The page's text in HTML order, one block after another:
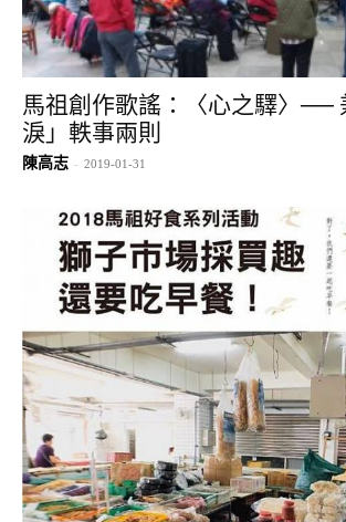
馬祖創作歌謠：〈心之驛〉──
淚」軼事兩則
陳高志 - 2019-01-31